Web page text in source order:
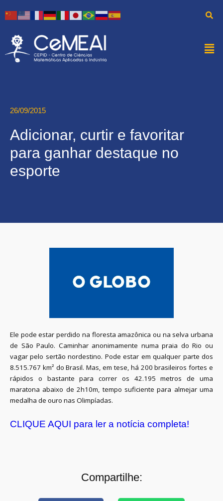
26/09/2015
Adicionar, curtir e favoritar
para ganhar destaque no
esporte
Ele pode estar perdido na floresta amazônica ou na selva urbana
de São Paulo. Caminhar anonimamente numa praia do Rio ou
vagar pelo sertão nordestino. Pode estar em qualquer parte dos
8.515.767 km² do Brasil. Mas, em tese, há 200 brasileiros fortes e
rápidos o bastante para correr os 42.195 metros de uma
maratona abaixo de 2h10m, tempo suficiente para almejar uma
medalha de ouro nas Olimpíadas.
CLIQUE AQUI para ler a notícia completa!
Compartilhe: